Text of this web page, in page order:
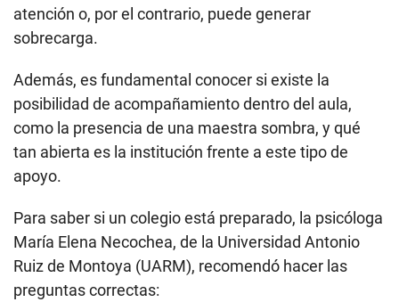
atención o, por el contrario, puede generar
sobrecarga.
Además, es fundamental conocer si existe la
posibilidad de acompañamiento dentro del aula,
como la presencia de una maestra sombra, y qué
tan abierta es la institución frente a este tipo de
apoyo.
Para saber si un colegio está preparado, la psicóloga
María Elena Necochea, de la Universidad Antonio
Ruiz de Montoya (UARM), recomendó hacer las
preguntas correctas: